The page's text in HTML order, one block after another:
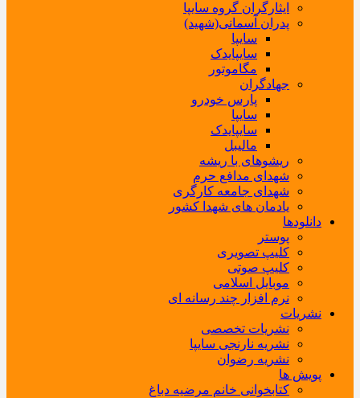
ایثارگران گروه سایپا
پدران آسمانی(شهید)
سایپا
سایپایدک
مگاموتور
جهادگران
پارس خودرو
سایپا
سایپایدک
مالیبل
ریشوهای با ریشه
شهدای مدافع حرم
شهدای جامعه کارگری
یادمان های شهدا کشور
دانلودها
پوستر
کلیپ تصویری
کلیپ صوتی
موبایل اسلامی
نرم افزار چند رسانه ای
نشریات
نشریات تخصصی
نشریه نارنجی سایپا
نشریه رضوان
پویش ها
کتابخوانی خانم مرضیه دباغ